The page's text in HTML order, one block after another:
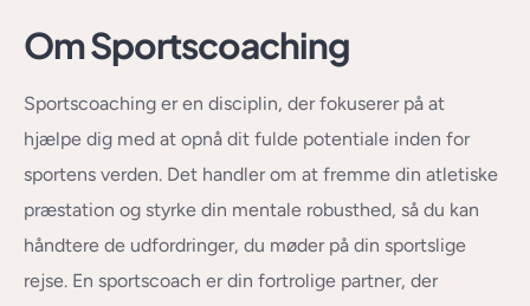
Om Sportscoaching
Sportscoaching er en disciplin, der fokuserer på at
hjælpe dig med at opnå dit fulde potentiale inden for
sportens verden. Det handler om at fremme din atletiske
præstation og styrke din mentale robusthed, så du kan
håndtere de udfordringer, du møder på din sportslige
rejse. En sportscoach er din fortrolige partner, der